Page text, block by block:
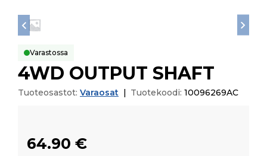
Varastossa
4WD OUTPUT SHAFT
Tuoteosastot: Varaosat Tuotekoodi: 10096269AC
64.90 €